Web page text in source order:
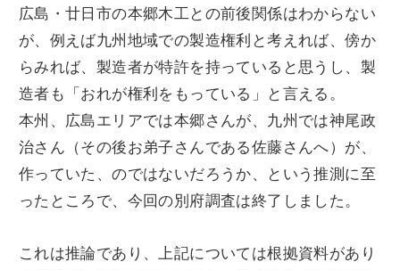
広島・廿日市の本郷木工との前後関係はわからない
が、例えば九州地域での製造権利と考えれば、傍か
らみれば、製造者が特許を持っていると思うし、製
造者も「おれが権利をもっている」と言える。
本州、広島エリアでは本郷さんが、九州では神尾政
治さん（その後お弟子さんである佐藤さんへ）が、
作っていた、のではないだろうか、という推測に至
ったところで、今回の別府調査は終了しました。
これは推論であり、上記については根拠資料があり